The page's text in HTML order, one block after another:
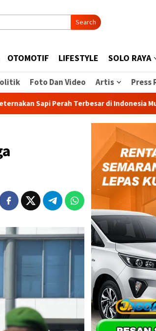
Search
OTOMOTIF LIFESTYLE SOLO RAYA
Foto Dan Video Artis Press
Sapi Perah Terbesar di Indonesia Mulai